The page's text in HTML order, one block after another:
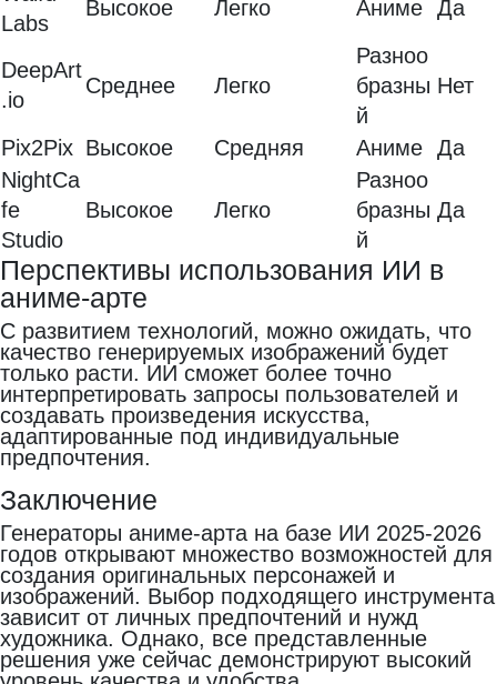
Labs
Высокое Легко Аниме Да
DeepArt
.io
Среднее Легко
Разноо
бразны
й
Нет
Pix2Pix Высокое Средняя Аниме Да
NightCa
fe
Studio
Высокое Легко
Разноо
бразны
й
Да
Перспективы использования ИИ в
аниме-арте
С развитием технологий, можно ожидать, что
качество генерируемых изображений будет
только расти. ИИ сможет более точно
интерпретировать запросы пользователей и
создавать произведения искусства,
адаптированные под индивидуальные
предпочтения.
Заключение
Генераторы аниме-арта на базе ИИ 2025-2026
годов открывают множество возможностей для
создания оригинальных персонажей и
изображений. Выбор подходящего инструмента
зависит от личных предпочтений и нужд
художника. Однако, все представленные
решения уже сейчас демонстрируют высокий